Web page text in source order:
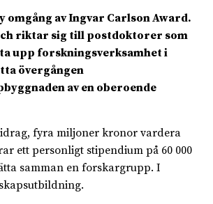
omgång av Ingvar Carlson Award.
riktar sig till postdoktorer som
upp forskningsverksamhet i
övergången
av en oberoende
fyra miljoner kronor vardera
ett personligt stipendium på 60 000
samman en forskargrupp. I